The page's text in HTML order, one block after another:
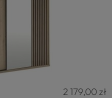
2 179,00 zł